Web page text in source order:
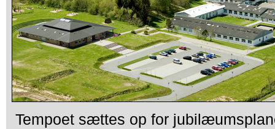
Tempoet sættes op for